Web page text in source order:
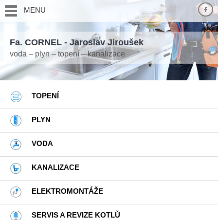
MENU
Fa. CORNEL - Jaroslav Jiroušek
voda – plyn – topení – kanalizace
TOPENÍ
PLYN
VODA
KANALIZACE
ELEKTROMONTÁŽE
SERVIS A REVIZE KOTLŮ